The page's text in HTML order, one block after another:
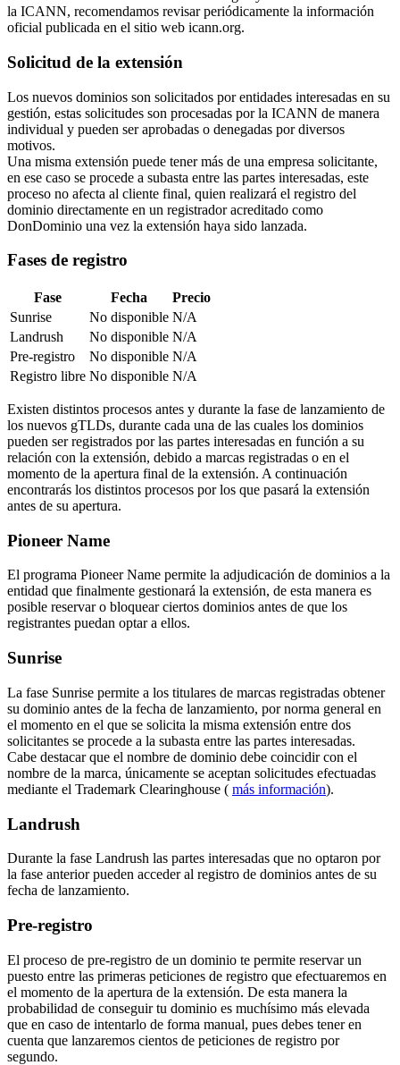
la ICANN, recomendamos revisar periódicamente la información
oficial publicada en el sitio web icann.org.
Solicitud de la extensión
Los nuevos dominios son solicitados por entidades interesadas en su
gestión, estas solicitudes son procesadas por la ICANN de manera
individual y pueden ser aprobadas o denegadas por diversos
motivos.
Una misma extensión puede tener más de una empresa solicitante,
en ese caso se procede a subasta entre las partes interesadas, este
proceso no afecta al cliente final, quien realizará el registro del
dominio directamente en un registrador acreditado como
DonDominio una vez la extensión haya sido lanzada.
Fases de registro
Fase Fecha
Precio
Sunrise
No disponible N/A
Landrush
No disponible N/A
Pre-registro
No disponible N/A
Registro libre No disponible N/A
Existen distintos procesos antes y durante la fase de lanzamiento de
los nuevos gTLDs, durante cada una de las cuales los dominios
pueden ser registrados por las partes interesadas en función a su
relación con la extensión, debido a marcas registradas o en el
momento de la apertura final de la extensión. A continuación
encontrarás los distintos procesos por los que pasará la extensión
antes de su apertura.
Pioneer Name
El programa Pioneer Name permite la adjudicación de dominios a la
entidad que finalmente gestionará la extensión, de esta manera es
posible reservar o bloquear ciertos dominios antes de que los
registrantes puedan optar a ellos.
Sunrise
La fase Sunrise permite a los titulares de marcas registradas obtener
su dominio antes de la fecha de lanzamiento, por norma general en
el momento en el que se solicita la misma extensión entre dos
solicitantes se procede a la subasta entre las partes interesadas.
Cabe destacar que el nombre de dominio debe coincidir con el
nombre de la marca, únicamente se aceptan solicitudes efectuadas
mediante el Trademark Clearinghouse ( más información).
Landrush
Durante la fase Landrush las partes interesadas que no optaron por
la fase anterior pueden acceder al registro de dominios antes de su
fecha de lanzamiento.
Pre-registro
El proceso de pre-registro de un dominio te permite reservar un
puesto entre las primeras peticiones de registro que efectuaremos en
el momento de la apertura de la extensión. De esta manera la
probabilidad de conseguir tu dominio es muchísimo más elevada
que en caso de intentarlo de forma manual, pues debes tener en
cuenta que lanzaremos cientos de peticiones de registro por
segundo.